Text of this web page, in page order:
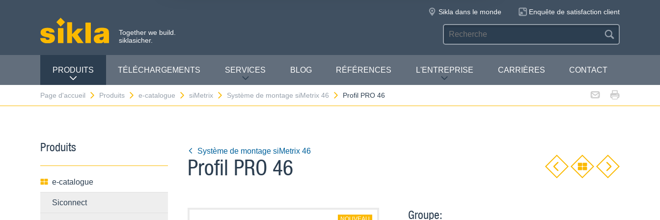
Together we build.
siklasicher.
Sikla dans le monde Enquête de satisfaction client
PRODUITS TÉLÉCHARGEMENTS SERVICES BLOG RÉFÉRENCES L'ENTREPRISE CARRIÈRES CONTACT
Page d'accueil Produits e-catalogue siMetrix Système de montage siMetrix 46 Profil PRO 46
Produits
e-catalogue
Siconnect
Système de montage siMetrix 46
Profil PRO 46
Groupe: